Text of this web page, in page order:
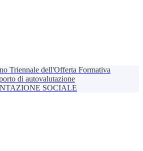
Triennale dell'Offerta Formativa
di autovalutazione
SOCIALE